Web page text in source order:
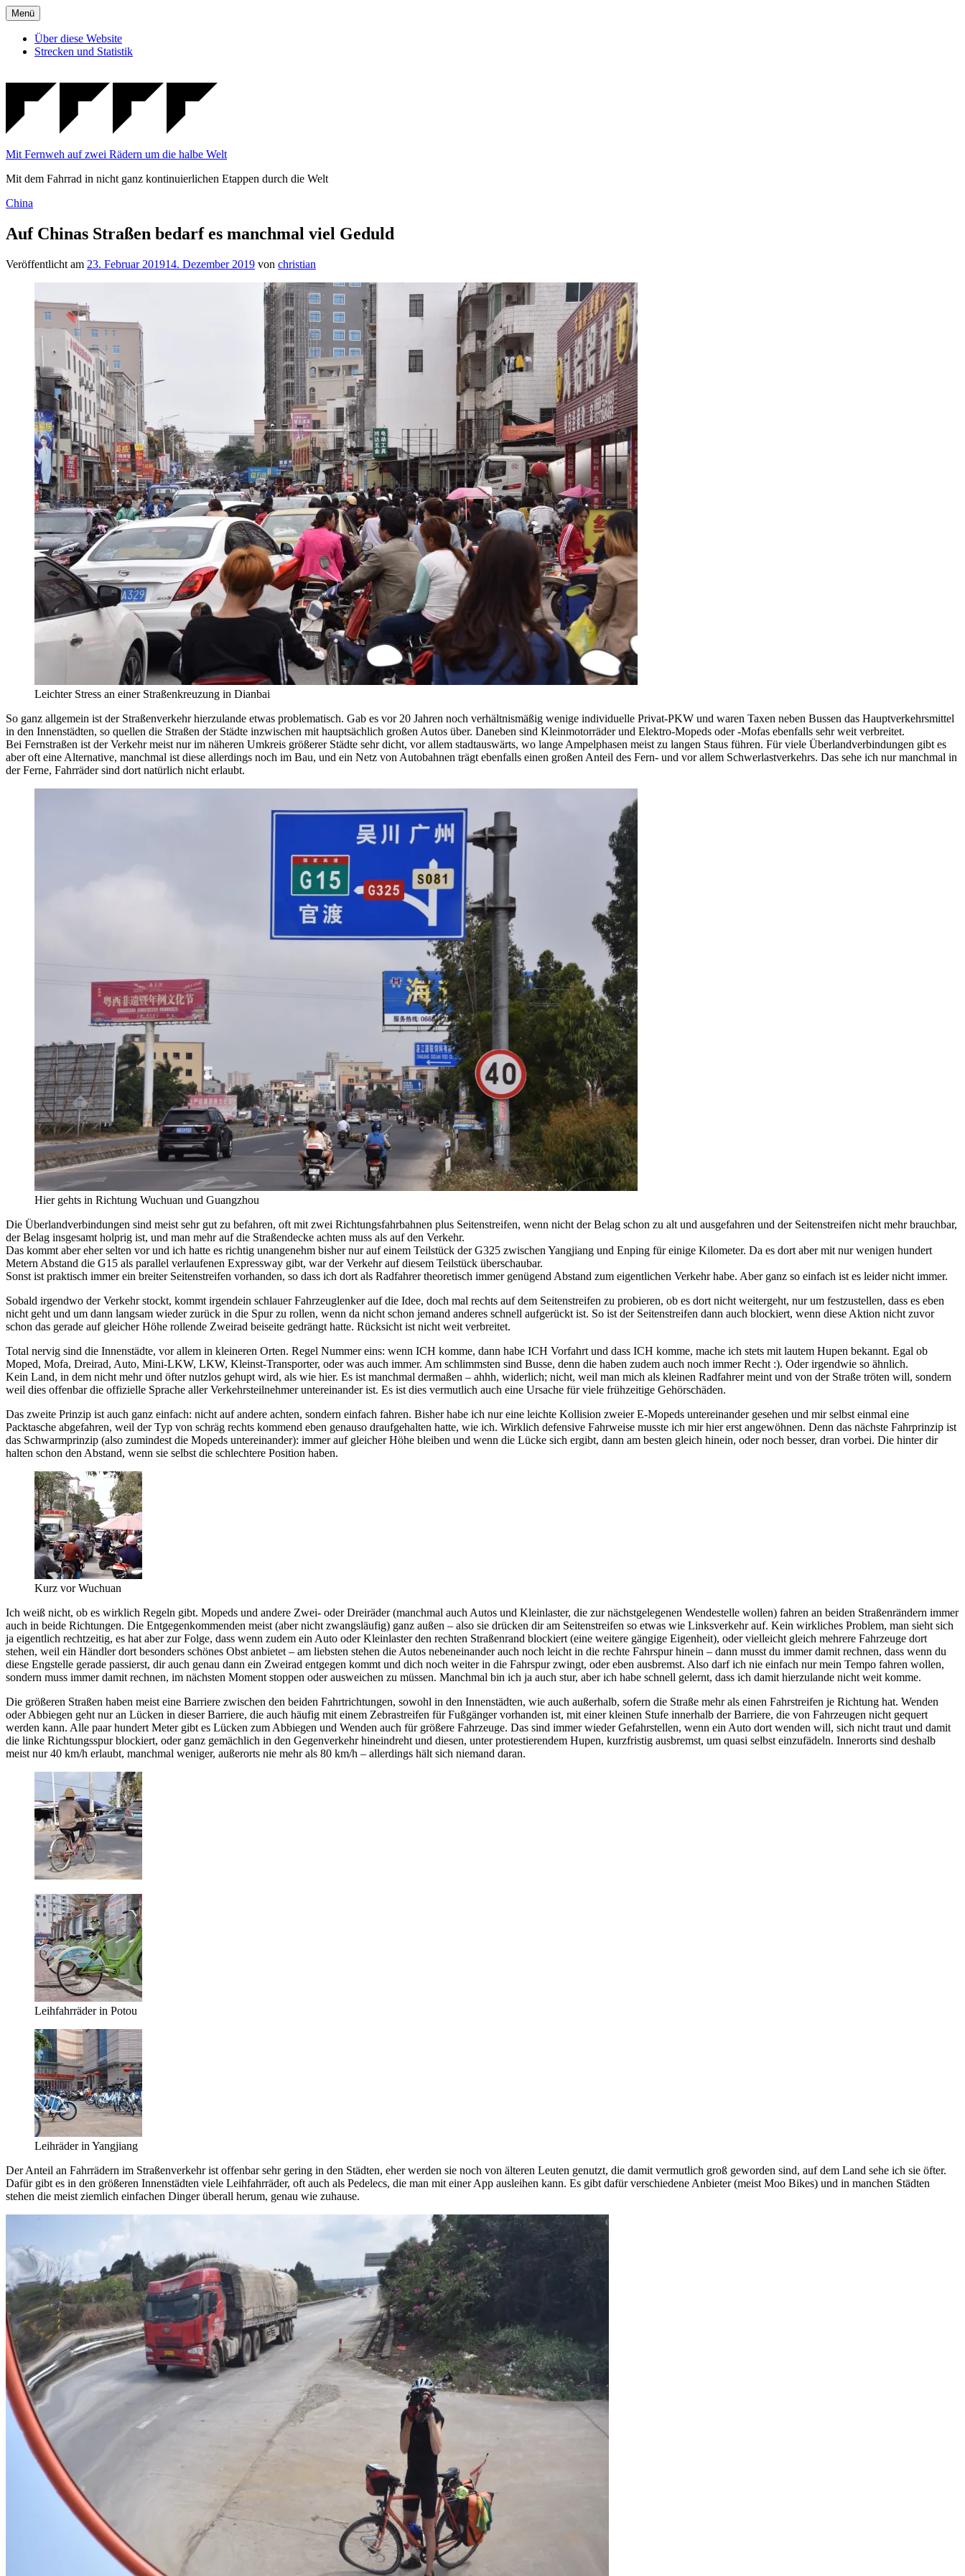
Zum
Inhalt
springen
Menü
Über diese Website
Strecken und Statistik
Mit Fernweh auf zwei Rädern um die halbe Welt
Mit dem Fahrrad in nicht ganz kontinuierlichen Etappen durch die Welt
Veröffentlicht
China
Auf Chinas Straßen bedarf es manchmal viel Geduld
Veröffentlicht am 23. Februar 201914. Dezember 2019 von christian
Leichter Stress an einer Straßenkreuzung in Dianbai
So ganz allgemein ist der Straßenverkehr hierzulande etwas problematisch. Gab es vor 20 Jahren noch verhältnismäßig wenige individuelle Privat-PKW und waren Taxen neben Bussen das Hauptverkehrsmittel
in den Innenstädten, so quellen die Straßen der Städte inzwischen mit hauptsächlich großen Autos über. Daneben sind Kleinmotorräder und Elektro-Mopeds oder -Mofas ebenfalls sehr weit verbreitet.
Bei Fernstraßen ist der Verkehr meist nur im näheren Umkreis größerer Städte sehr dicht, vor allem stadtauswärts, wo lange Ampelphasen meist zu langen Staus führen. Für viele Überlandverbindungen gibt es
aber oft eine Alternative, manchmal ist diese allerdings noch im Bau, und ein Netz von Autobahnen trägt ebenfalls einen großen Anteil des Fern- und vor allem Schwerlastverkehrs. Das sehe ich nur manchmal in
der Ferne, Fahrräder sind dort natürlich nicht erlaubt.
Hier gehts in Richtung Wuchuan und Guangzhou
Die Überlandverbindungen sind meist sehr gut zu befahren, oft mit zwei Richtungsfahrbahnen plus Seitenstreifen, wenn nicht der Belag schon zu alt und ausgefahren und der Seitenstreifen nicht mehr brauchbar,
der Belag insgesamt holprig ist, und man mehr auf die Straßendecke achten muss als auf den Verkehr.
Das kommt aber eher selten vor und ich hatte es richtig unangenehm bisher nur auf einem Teilstück der G325 zwischen Yangjiang und Enping für einige Kilometer. Da es dort aber mit nur wenigen hundert
Metern Abstand die G15 als parallel verlaufenen Expressway gibt, war der Verkehr auf diesem Teilstück überschaubar.
Sonst ist praktisch immer ein breiter Seitenstreifen vorhanden, so dass ich dort als Radfahrer theoretisch immer genügend Abstand zum eigentlichen Verkehr habe. Aber ganz so einfach ist es leider nicht immer.
Sobald irgendwo der Verkehr stockt, kommt irgendein schlauer Fahrzeuglenker auf die Idee, doch mal rechts auf dem Seitenstreifen zu probieren, ob es dort nicht weitergeht, nur um festzustellen, dass es eben
nicht geht und um dann langsam wieder zurück in die Spur zu rollen, wenn da nicht schon jemand anderes schnell aufgerückt ist. So ist der Seitenstreifen dann auch blockiert, wenn diese Aktion nicht zuvor
schon das gerade auf gleicher Höhe rollende Zweirad beiseite gedrängt hatte. Rücksicht ist nicht weit verbreitet.
Total nervig sind die Innenstädte, vor allem in kleineren Orten. Regel Nummer eins: wenn ICH komme, dann habe ICH Vorfahrt und dass ICH komme, mache ich stets mit lautem Hupen bekannt. Egal ob
Moped, Mofa, Dreirad, Auto, Mini-LKW, LKW, Kleinst-Transporter, oder was auch immer. Am schlimmsten sind Busse, denn die haben zudem auch noch immer Recht :). Oder irgendwie so ähnlich.
Kein Land, in dem nicht mehr und öfter nutzlos gehupt wird, als wie hier. Es ist manchmal dermaßen – ahhh, widerlich; nicht, weil man mich als kleinen Radfahrer meint und von der Straße tröten will, sondern
weil dies offenbar die offizielle Sprache aller Verkehrsteilnehmer untereinander ist. Es ist dies vermutlich auch eine Ursache für viele frühzeitige Gehörschäden.
Das zweite Prinzip ist auch ganz einfach: nicht auf andere achten, sondern einfach fahren. Bisher habe ich nur eine leichte Kollision zweier E-Mopeds untereinander gesehen und mir selbst einmal eine
Packtasche abgefahren, weil der Typ von schräg rechts kommend eben genauso draufgehalten hatte, wie ich. Wirklich defensive Fahrweise musste ich mir hier erst angewöhnen. Denn das nächste Fahrprinzip ist
das Schwarmprinzip (also zumindest die Mopeds untereinander): immer auf gleicher Höhe bleiben und wenn die Lücke sich ergibt, dann am besten gleich hinein, oder noch besser, dran vorbei. Die hinter dir
halten schon den Abstand, wenn sie selbst die schlechtere Position haben.
Kurz vor Wuchuan
Ich weiß nicht, ob es wirklich Regeln gibt. Mopeds und andere Zwei- oder Dreiräder (manchmal auch Autos und Kleinlaster, die zur nächstgelegenen Wendestelle wollen) fahren an beiden Straßenrändern immer
auch in beide Richtungen. Die Entgegenkommenden meist (aber nicht zwangsläufig) ganz außen – also sie drücken dir am Seitenstreifen so etwas wie Linksverkehr auf. Kein wirkliches Problem, man sieht sich
ja eigentlich rechtzeitig, es hat aber zur Folge, dass wenn zudem ein Auto oder Kleinlaster den rechten Straßenrand blockiert (eine weitere gängige Eigenheit), oder vielleicht gleich mehrere Fahrzeuge dort
stehen, weil ein Händler dort besonders schönes Obst anbietet – am liebsten stehen die Autos nebeneinander auch noch leicht in die rechte Fahrspur hinein – dann musst du immer damit rechnen, dass wenn du
diese Engstelle gerade passierst, dir auch genau dann ein Zweirad entgegen kommt und dich noch weiter in die Fahrspur zwingt, oder eben ausbremst. Also darf ich nie einfach nur mein Tempo fahren wollen,
sondern muss immer damit rechnen, im nächsten Moment stoppen oder ausweichen zu müssen. Manchmal bin ich ja auch stur, aber ich habe schnell gelernt, dass ich damit hierzulande nicht weit komme.
Die größeren Straßen haben meist eine Barriere zwischen den beiden Fahrtrichtungen, sowohl in den Innenstädten, wie auch außerhalb, sofern die Straße mehr als einen Fahrstreifen je Richtung hat. Wenden
oder Abbiegen geht nur an Lücken in dieser Barriere, die auch häufig mit einem Zebrastreifen für Fußgänger vorhanden ist, mit einer kleinen Stufe innerhalb der Barriere, die von Fahrzeugen nicht gequert
werden kann. Alle paar hundert Meter gibt es Lücken zum Abbiegen und Wenden auch für größere Fahrzeuge. Das sind immer wieder Gefahrstellen, wenn ein Auto dort wenden will, sich nicht traut und damit
die linke Richtungsspur blockiert, oder ganz gemächlich in den Gegenverkehr hineindreht und diesen, unter protestierendem Hupen, kurzfristig ausbremst, um quasi selbst einzufädeln. Innerorts sind deshalb
meist nur 40 km/h erlaubt, manchmal weniger, außerorts nie mehr als 80 km/h – allerdings hält sich niemand daran.
Leihfahrräder in Potou
Leihräder in Yangjiang
Der Anteil an Fahrrädern im Straßenverkehr ist offenbar sehr gering in den Städten, eher werden sie noch von älteren Leuten genutzt, die damit vermutlich groß geworden sind, auf dem Land sehe ich sie öfter.
Dafür gibt es in den größeren Innenstädten viele Leihfahrräder, oft auch als Pedelecs, die man mit einer App ausleihen kann. Es gibt dafür verschiedene Anbieter (meist Moo Bikes) und in manchen Städten
stehen die meist ziemlich einfachen Dinger überall herum, genau wie zuhause.